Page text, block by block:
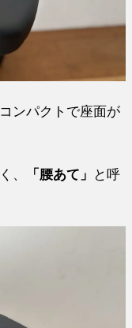
ンパクトで座面が
、 「腰あて」
と呼